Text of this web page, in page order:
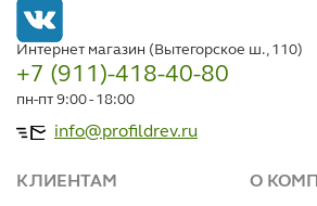
Интернет магазин (Вытегорское ш., 110)
+7 (911)-418-40-80
пн-пт 9:00 - 18:00
info@profildrev.ru
КЛИЕНТАМ
О